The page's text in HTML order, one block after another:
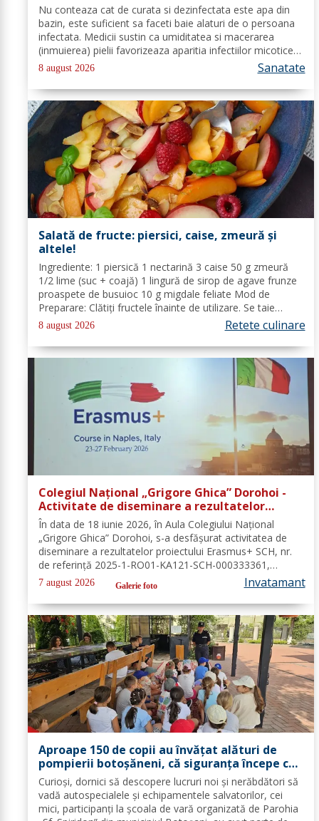
Nu conteaza cat de curata si dezinfectata este apa din
bazin, este suficient sa faceti baie alaturi de o persoana
infectata. Medicii sustin ca umiditatea si macerarea
(inmuierea) pielii favorizeaza aparitia infectiilor micotice,
care prin apa se transmit mult mai usor. Cel mai intalnit
tip de...
8 august 2026 Sanatate
Salată de fructe: piersici, caise, zmeură și
altele!
Ingrediente: 1 piersică 1 nectarină 3 caise 50 g zmeură
1/2 lime (suc + coajă) 1 lingură de sirop de agave frunze
proaspete de busuioc 10 g migdale feliate Mod de
Preparare: Clătiți fructele înainte de utilizare. Se taie
piersicile, nectarinele și caisele în felii subțiri. Stoarceți
lămâia și...
8 august 2026 Retete culinare
Colegiul Național „Grigore Ghica” Dorohoi -
Activitate de diseminare a rezultatelor
proiectului Erasmus+ SCH, 2025-1-RO01-KA121-
SCH-000333361
În data de 18 iunie 2026, în Aula Colegiului Național
„Grigore Ghica” Dorohoi, s-a desfășurat activitatea de
diseminare a rezultatelor proiectului Erasmus+ SCH, nr.
de referință 2025-1-RO01-KA121-SCH-000333361,
organizată de contabilul-șef, doamna Hrab Cristina, și
secretarul unității, doamna Alexa...
7 august 2026 Galerie foto Invatamant
Aproape 150 de copii au învățat alături de
pompierii botoșăneni, că siguranța începe cu
un gest simplu
Curioși, dornici să descopere lucruri noi și nerăbdători să
vadă autospecialele și echipamentele salvatorilor, cei
mici, participanți la școala de vară organizată de Parohia